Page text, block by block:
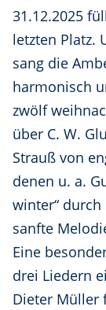
31.12.2025
letzten Platz.
sang die
harmonisch
zwölf
über C. W.
Strauß von
denen u. a.
winter“
sanfte
Eine
drei Liedern
Dieter Müller